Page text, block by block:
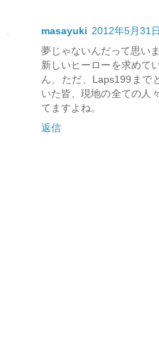
masayuki 2012年5月31
夢じゃないんだって思いま
新しいヒーローを求めて
ん、ただ、Laps199まで
いた皆、現地の全ての人
てますよね。
返信